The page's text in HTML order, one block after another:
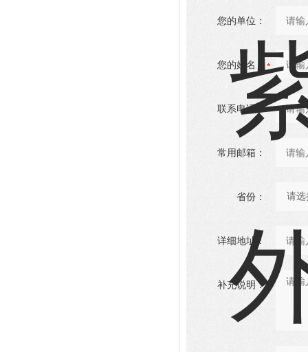
您的单位：
您的姓名：
联系电话：
常用邮箱：
省份：
详细地址：
补充说明：